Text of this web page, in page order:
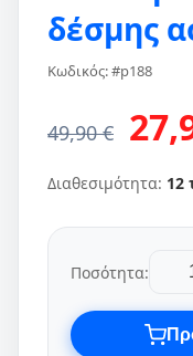
δέσμης
Κωδικός: #p188
49,90 €
Διαθεσιμότητα: 12
Ποσότητα: